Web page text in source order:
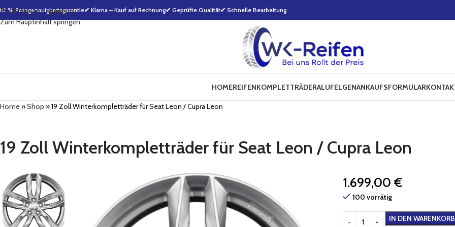
Zur Navigation springen
Zum Hauptinhalt springen
% Passgenauigkeitsgarantie✔ Klarna – Kauf auf Rechnung✔ Geprüfte Qualität✔ Schnelle Bearbeitung
HOMEREIFENKOMPLETTRÄDERALUFELGENANKAUFSFORMULAR
Home»Shop »19 Zoll Winterkompletträder für Seat Leon / Cupra Leon
19 Zoll Winterkompletträder für Seat Leon / Cupra Leon
1.699,00 €
100 vorrätig
IN DEN WARENKORB